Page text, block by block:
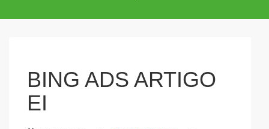
BING ADS ARTIGO
EI